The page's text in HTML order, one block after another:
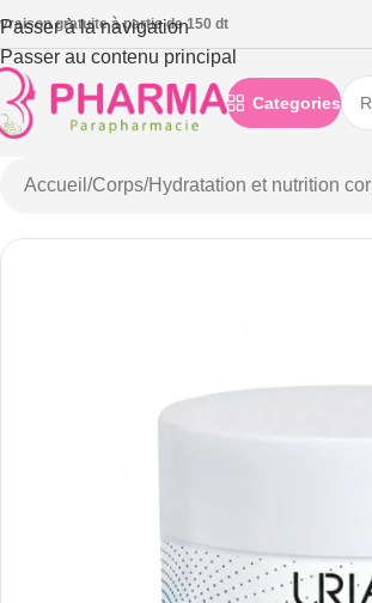
Passer à la navigation
Passer au contenu principal
gratuite à partie de 150 dt
Categories
Accueil /Corps/Hydratation et nutrition